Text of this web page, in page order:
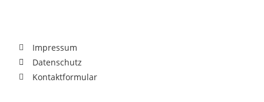
Impressum
Datenschutz
Kontaktformular